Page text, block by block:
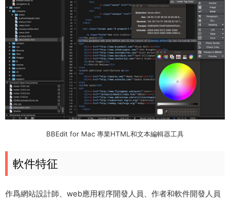
BBEdit for Mac 專業HTML和文本編輯器工具
軟件特征
作爲網站設計師、web應用程序開發人員、作者和軟件開發人員